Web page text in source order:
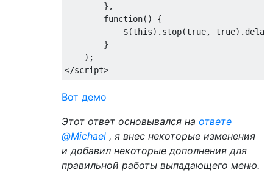
},
function()
{
            $
(this). stop(true, true). delay
}
);
</script>
Вот демо
Этот ответ основывался на ответе
@Michael , я внес некоторые изменения
и добавил некоторые дополнения для
правильной работы выпадающего меню.